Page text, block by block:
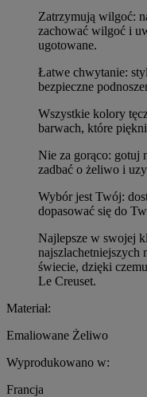
Zatrzymują wilgoć:
zachować wilgoć i
ugotowane.
Łatwe chwytanie:
bezpieczne
Wszystkie kolory
barwach, które
Nie za gorąco: gotuj
zadbać o żeliwo i
Wybór jest Twój:
dopasować się do
Najlepsze w swojej
najszlachetniejszych
świecie, dzięki
Le Creuset.
Materiał:
Emaliowane Żeliwo
Wyprodukowano w:
Francja